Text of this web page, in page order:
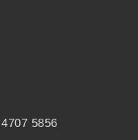
5856